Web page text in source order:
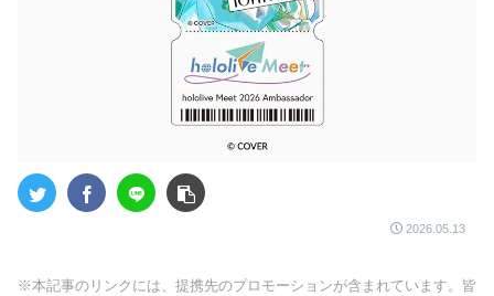
2026.05.13
※本記事のリンクには、提携先のプロモーションが含まれています。皆